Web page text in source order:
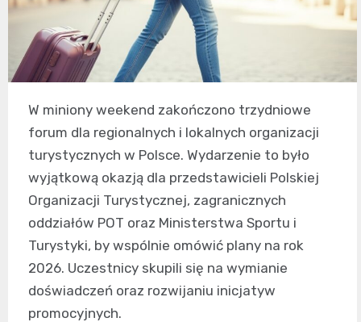
W miniony weekend zakończono trzydniowe
forum dla regionalnych i lokalnych organizacji
turystycznych w Polsce. Wydarzenie to było
wyjątkową okazją dla przedstawicieli Polskiej
Organizacji Turystycznej, zagranicznych
oddziałów POT oraz Ministerstwa Sportu i
Turystyki, by wspólnie omówić plany na rok
2026. Uczestnicy skupili się na wymianie
doświadczeń oraz rozwijaniu inicjatyw
promocyjnych.